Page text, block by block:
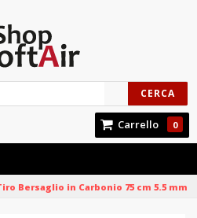
CERCA
Carrello 0
Bersaglio in Carbonio 75 cm 5.5 mm